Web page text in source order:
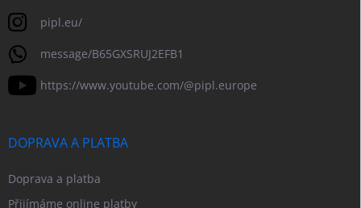
pipl.eu/
message/B65GXSRUJ2EFB1
https://www.youtube.com/@pipl.europe
DOPRAVA A PLATBA
Doprava a platba
Přijímáme online platby